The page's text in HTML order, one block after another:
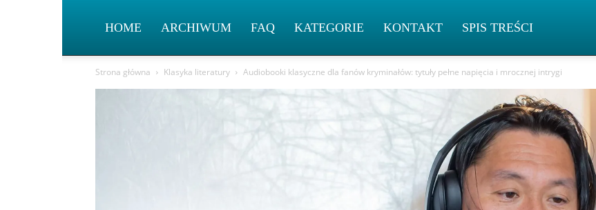
HOME ARCHIWUM FAQ KATEGORIE KONTAKT SPIS TREŚCI
Strona główna Klasyka literatury Audiobooki klasyczne dla fanów kryminałów: tytuły pełne napięcia i mrocznej intrygi